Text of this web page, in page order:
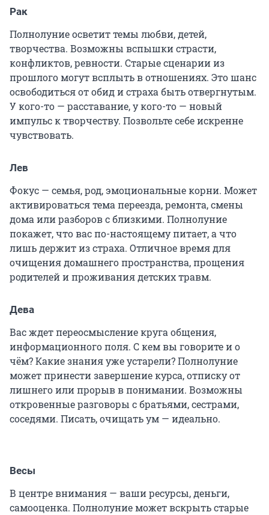
Рак
Полнолуние осветит темы любви, детей,
творчества. Возможны вспышки страсти,
конфликтов, ревности. Старые сценарии из
прошлого могут всплыть в отношениях. Это шанс
освободиться от обид и страха быть отвергнутым.
У кого-то — расставание, у кого-то — новый
импульс к творчеству. Позвольте себе искренне
чувствовать.
Лев
Фокус — семья, род, эмоциональные корни. Может
активироваться тема переезда, ремонта, смены
дома или разборов с близкими. Полнолуние
покажет, что вас по-настоящему питает, а что
лишь держит из страха. Отличное время для
очищения домашнего пространства, прощения
родителей и проживания детских травм.
Дева
Вас ждет переосмысление круга общения,
информационного поля. С кем вы говорите и о
чём? Какие знания уже устарели? Полнолуние
может принести завершение курса, отписку от
лишнего или прорыв в понимании. Возможны
откровенные разговоры с братьями, сестрами,
соседями. Писать, очищать ум — идеально.
Весы
В центре внимания — ваши ресурсы, деньги,
самооценка. Полнолуние может вскрыть старые